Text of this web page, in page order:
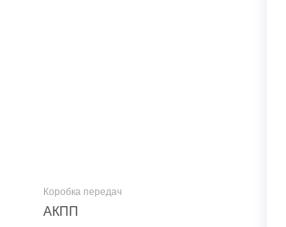
АКПП